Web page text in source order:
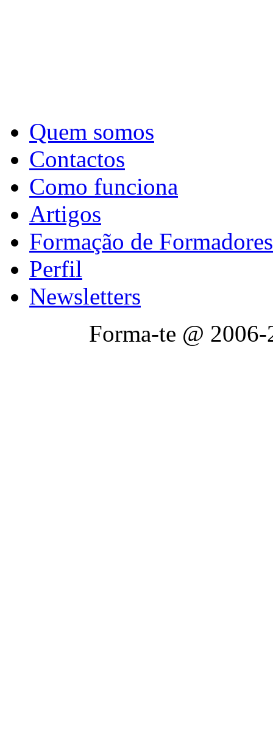
Quem somos
Contactos
Como funciona
Artigos
Formação de Formadores
Perfil
Newsletters
Forma-te @